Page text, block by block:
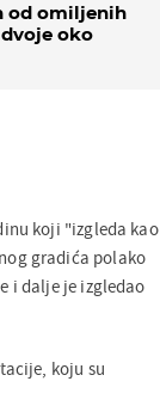
od omiljenih
oko
koji "izgleda kao
gradića polako
i dalje je izgledao
koju su